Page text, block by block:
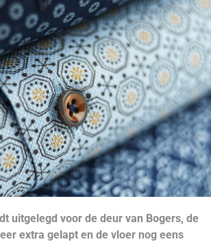
uitgelegd voor de deur van Bogers, de
extra gelapt en de vloer nog eens